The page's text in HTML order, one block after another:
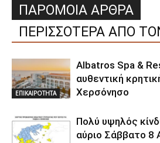
ΠΑΡΟΜΟΙΑ ΑΡΘΡΑ
ΠΕΡΙΣΣΟΤΕΡΑ ΑΠΟ
ΕΠΙΚΑΙΡΟΤΗΤΑ
Albatros Spa &
αυθεντική
Χερσόνησο
Πολύ υψηλός
αύριο Σάββατο 8